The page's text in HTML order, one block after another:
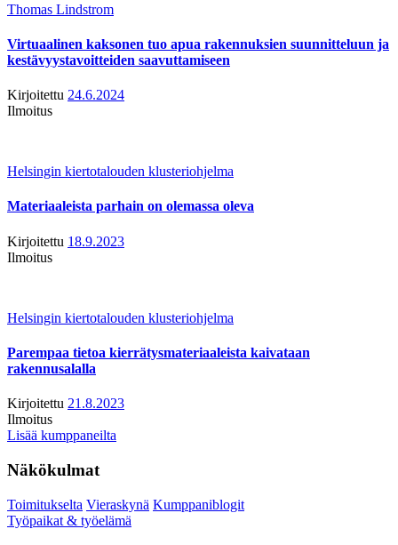
Thomas Lindstrom
Virtuaalinen kaksonen tuo apua rakennuksien suunnitteluun ja
kestävyystavoitteiden saavuttamiseen
Kirjoitettu 24.6.2024
Ilmoitus
Helsingin kiertotalouden klusteriohjelma
Materiaaleista parhain on olemassa oleva
Kirjoitettu 18.9.2023
Ilmoitus
Helsingin kiertotalouden klusteriohjelma
Parempaa tietoa kierrätysmateriaaleista kaivataan
rakennusalalla
Kirjoitettu 21.8.2023
Ilmoitus
Lisää kumppaneilta
Näkökulmat
Toimitukselta Vieraskynä Kumppaniblogit
Työpaikat & työelämä